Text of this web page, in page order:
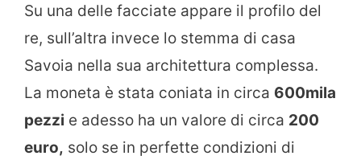
Su una delle facciate appare il profilo del
re, sull’altra invece lo stemma di casa
Savoia nella sua architettura complessa.
La moneta è stata coniata in circa 600mila
pezzi e adesso ha un valore di circa 200
euro, solo se in perfette condizioni di